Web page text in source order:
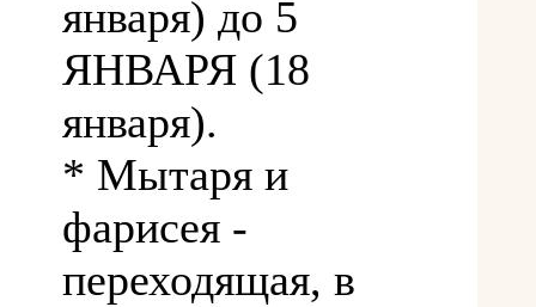
января) до 5
ЯНВАРЯ (18
января).
* Мытаря и
фарисея -
переходящая, в